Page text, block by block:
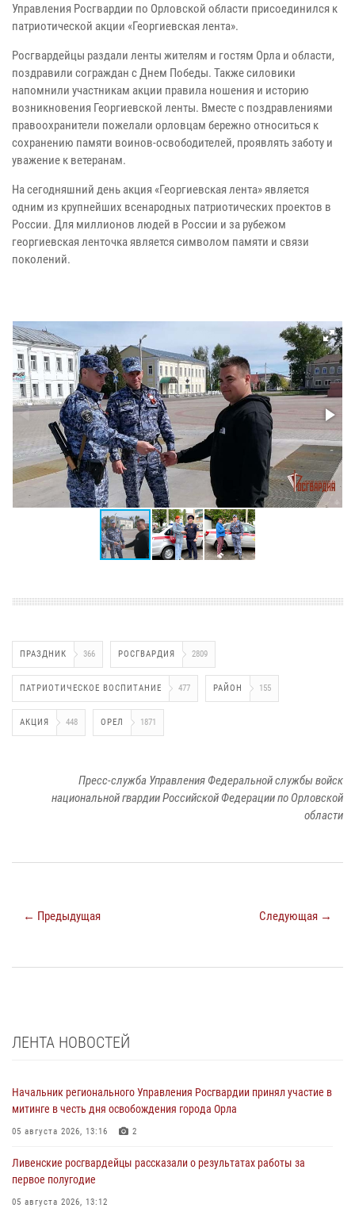
Управления Росгвардии по Орловской области присоединился к
патриотической акции «Георгиевская лента».
Росгвардейцы раздали ленты жителям и гостям Орла и области,
поздравили сограждан с Днем Победы. Также силовики
напомнили участникам акции правила ношения и историю
возникновения Георгиевской ленты. Вместе с поздравлениями
правоохранители пожелали орловцам бережно относиться к
сохранению памяти воинов-освободителей, проявлять заботу и
уважение к ветеранам.
На сегодняшний день акция «Георгиевская лента» является
одним из крупнейших всенародных патриотических проектов в
России. Для миллионов людей в России и за рубежом
георгиевская ленточка является символом памяти и связи
поколений.
ПРАЗДНИК 366 РОСГВАРДИЯ 2809
ПАТРИОТИЧЕСКОЕ ВОСПИТАНИЕ 477 РАЙОН 155
АКЦИЯ 448 ОРЕЛ 1871
Пресс-служба Управления Федеральной службы войск
национальной гвардии Российской Федерации по Орловской
области
← Предыдущая Следующая →
ЛЕНТА НОВОСТЕЙ
Начальник регионального Управления Росгвардии принял участие в
митинге в честь дня освобождения города Орла
05 августа 2026, 13:16 2
Ливенские росгвардейцы рассказали о результатах работы за
первое полугодие
05 августа 2026, 13:12